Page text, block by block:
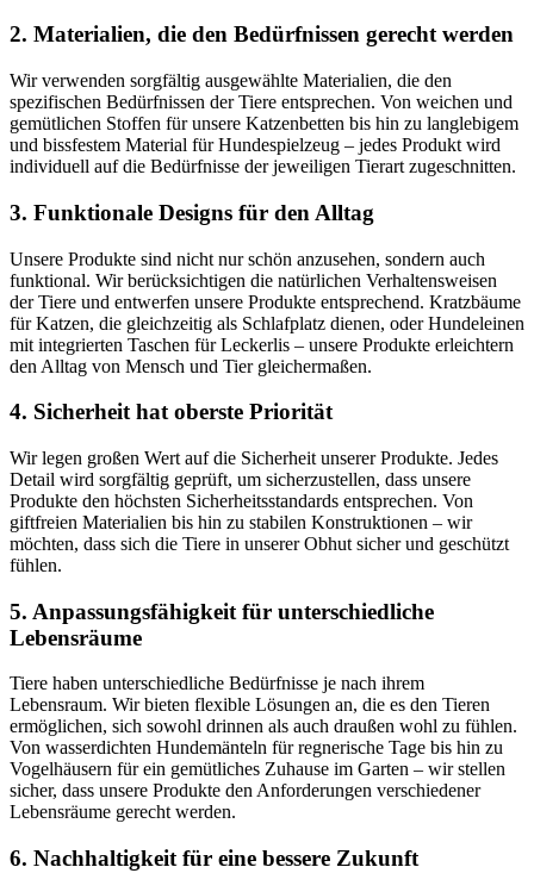
2. Materialien, die den Bedürfnissen gerecht werden
Wir verwenden sorgfältig ausgewählte Materialien, die den​
spezifischen Bedürfnissen der Tiere entsprechen. Von weichen und
gemütlichen Stoffen⁢ für unsere Katzenbetten bis hin zu⁢ langlebigem
und bissfestem Material für Hundespielzeug – jedes Produkt wird
individuell auf die Bedürfnisse der jeweiligen Tierart zugeschnitten.
3. Funktionale Designs für den Alltag
Unsere Produkte sind nicht nur schön anzusehen, sondern auch
funktional. Wir berücksichtigen die natürlichen Verhaltensweisen
der Tiere und entwerfen unsere Produkte entsprechend. Kratzbäume⁤
für Katzen,⁤ die gleichzeitig als ​Schlafplatz dienen, oder Hundeleinen
⁤mit integrierten Taschen für Leckerlis – unsere Produkte ⁤erleichtern
den Alltag von Mensch und Tier gleichermaßen.
4. Sicherheit hat oberste Priorität
Wir legen großen Wert auf die Sicherheit⁤ unserer Produkte. Jedes
Detail wird sorgfältig geprüft, um sicherzustellen, dass unsere
Produkte den höchsten Sicherheitsstandards entsprechen. Von
giftfreien Materialien bis hin zu stabilen Konstruktionen – wir
möchten, ​dass sich die Tiere ⁤in unserer Obhut sicher und geschützt
fühlen.
5. Anpassungsfähigkeit für unterschiedliche
Lebensräume
Tiere haben unterschiedliche Bedürfnisse je nach ihrem
Lebensraum. Wir bieten flexible Lösungen an, die es den Tieren
ermöglichen, sich sowohl drinnen als auch draußen wohl zu fühlen.
Von wasserdichten Hundemänteln für regnerische Tage bis hin zu
Vogelhäusern ‌für ​ein gemütliches Zuhause im Garten⁣ – wir stellen
sicher, dass unsere Produkte den Anforderungen verschiedener
Lebensräume gerecht werden.
6. Nachhaltigkeit für eine bessere Zukunft